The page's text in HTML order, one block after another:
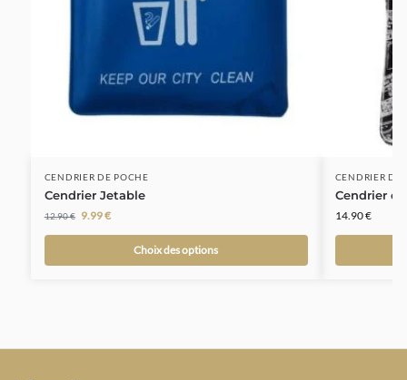
CENDRIER DE POCHE
Cendrier Jetable
12.90€ 9.99€
Choix des options
CENDRIER DE
Cendrier
14.90€